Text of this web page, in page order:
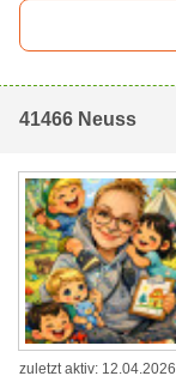
41466 Neuss
zuletzt aktiv: 12.04.2026